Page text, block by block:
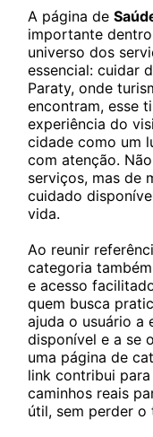
A página de
importante
universo dos
essencial: cuidar
Paraty, onde
encontram, esse
experiência do
cidade como um
com atenção.
serviços, mas de
cuidado
vida.
Ao reunir
categoria
e acesso
quem busca
ajuda o usuário a
disponível e a se
uma página de
link contribui
caminhos reais
útil, sem perder